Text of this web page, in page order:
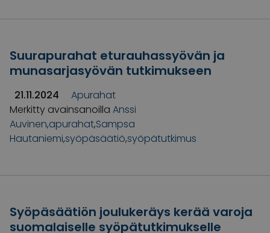
Suurapurahat eturauhassyövän ja
munasarjasyövän tutkimukseen
21.11.2024
Apurahat
Merkitty avainsanoilla Anssi
Auvinen,apurahat,Sampsa
Hautaniemi,syöpäsäätiö,syöpätutkimus
Syöpäsäätiön joulukeräys kerää varoja
suomalaiselle syöpätutkimukselle